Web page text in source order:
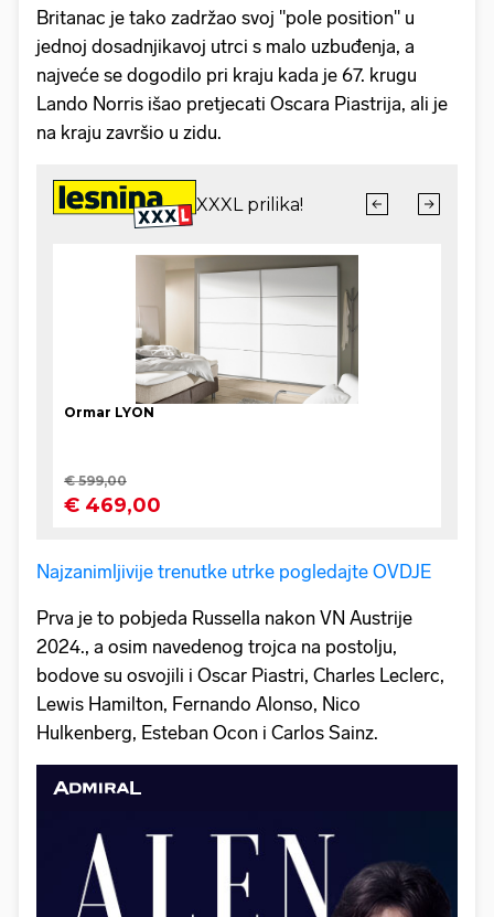
Britanac je tako zadržao svoj "pole position" u
jednoj dosadnjikavoj utrci s malo uzbuđenja, a
najveće se dogodilo pri kraju kada je 67. krugu
Lando Norris išao pretjecati Oscara Piastrija, ali je
na kraju završio u zidu.
Najzanimljivije trenutke utrke pogledajte OVDJE
Prva je to pobjeda Russella nakon VN Austrije
2024., a osim navedenog trojca na postolju,
bodove su osvojili i Oscar Piastri, Charles Leclerc,
Lewis Hamilton, Fernando Alonso, Nico
Hulkenberg, Esteban Ocon i Carlos Sainz.